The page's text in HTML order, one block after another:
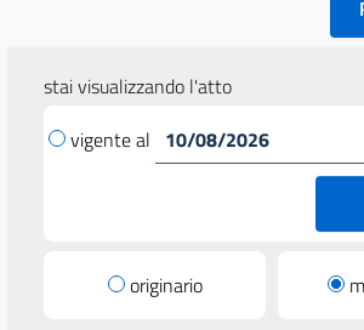
stai visualizzando l'atto
vigente al
originario